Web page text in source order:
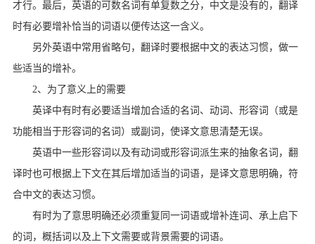
才行。最后，英语的可数名词有单复数之分，中文是没有的，翻译
时有必要增补恰当的词语以便传达这一含义。
另外英语中常用省略句，翻译时要根据中文的表达习惯，做一
些适当的增补。
2、为了意义上的需要
英译中有时有必要适当增加合适的名词、动词、形容词（或是
功能相当于形容词的名词）或副词，使译文意思清楚无误。
英语中一些形容词以及有动词或形容词派生来的抽象名词，翻
译时也可根据上下文在其后增加适当的词语，是译文意思明确，符
合中文的表达习惯。
有时为了意思明确还必须重复同一词语或增补连词、承上启下
的词，概括词以及上下文需要或背景需要的词语。